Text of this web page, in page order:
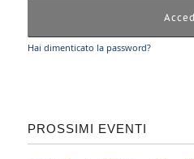
Hai dimenticato la password?
PROSSIMI EVENTI